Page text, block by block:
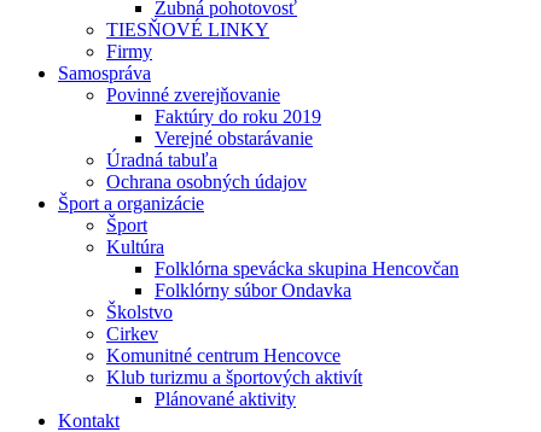
Zubná pohotovosť
TIESŇOVÉ LINKY
Firmy
Samospráva
Povinné zverejňovanie
Faktúry do roku 2019
Verejné obstarávanie
Úradná tabuľa
Ochrana osobných údajov
Šport a organizácie
Šport
Kultúra
Folklórna spevácka skupina Hencovčan
Folklórny súbor Ondavka
Školstvo
Cirkev
Komunitné centrum Hencovce
Klub turizmu a športových aktivít
Plánované aktivity
Kontakt